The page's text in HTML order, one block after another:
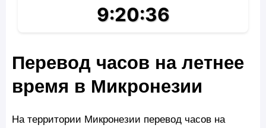
9:20:37
Перевод часов на летнее
время в Микронезии
На территории Микронезии перевод часов на